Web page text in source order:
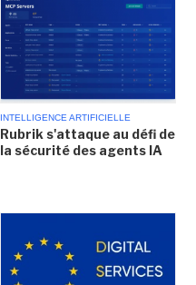
INTELLIGENCE ARTIFICIELLE
Rubrik s'attaque au défi de
la sécurité des agents IA